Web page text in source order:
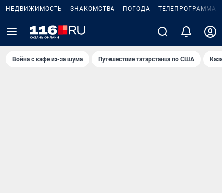
НЕДВИЖИМОСТЬ ЗНАКОМСТВА ПОГОДА ТЕЛЕПРОГРАММА
Война с кафе из-за шума Путешествие татарстанца по США